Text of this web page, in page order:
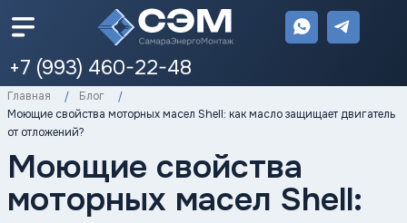
+7 (993) 460-22-48
Главная
Блог
Моющие свойства моторных масел Shell: как масло защищает двигатель
от отложений?
Моющие свойства
моторных масел Shell: